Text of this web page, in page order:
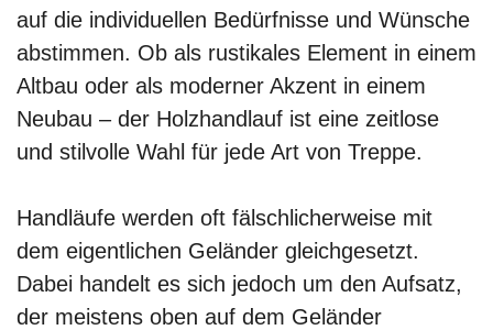
auf die individuellen Bedürfnisse und Wünsche
abstimmen. Ob als rustikales Element in einem
Altbau oder als moderner Akzent in einem
Neubau – der Holzhandlauf ist eine zeitlose
und stilvolle Wahl für jede Art von Treppe.
Handläufe werden oft fälschlicherweise mit
dem eigentlichen Geländer gleichgesetzt.
Dabei handelt es sich jedoch um den Aufsatz,
der meistens oben auf dem Geländer